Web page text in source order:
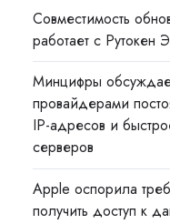
Совместимость
работает с
Минцифры
провайдерами
IP-адресов и
серверов
Apple оспорила
получить доступ к